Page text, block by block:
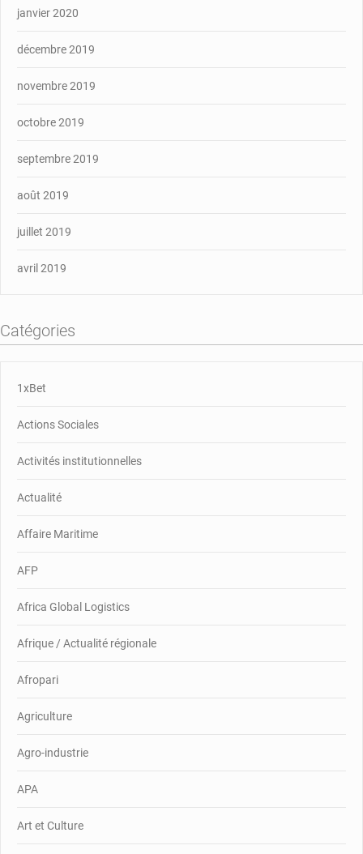
janvier 2020
décembre 2019
novembre 2019
octobre 2019
septembre 2019
août 2019
juillet 2019
avril 2019
Catégories
1xBet
Actions Sociales
Activités institutionnelles
Actualité
Affaire Maritime
AFP
Africa Global Logistics
Afrique / Actualité régionale
Afropari
Agriculture
Agro-industrie
APA
Art et Culture